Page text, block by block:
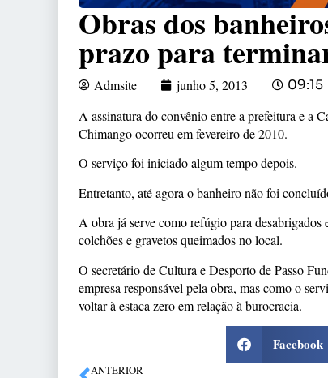
Obras dos
prazo para
Admsite junho 5, 2013 09:15
A assinatura do convênio entre a prefeitura e a
Chimango ocorreu em fevereiro de 2010.
O serviço foi iniciado algum tempo depois.
Entretanto, até agora o banheiro não foi
A obra já serve como refúgio para
colchões e gravetos queimados no local.
O secretário de Cultura e Desporto de Passo
empresa responsável pela obra, mas como o
voltar à estaca zero em relação à burocracia.
Facebook
ANTERIOR